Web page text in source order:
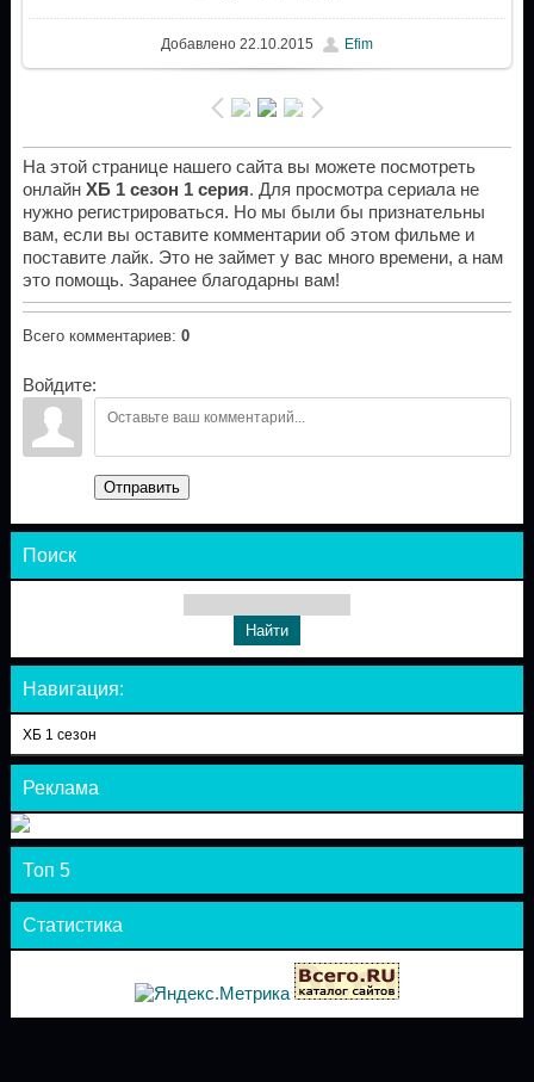
Добавлено22.10.2015 Efim
На этой странице нашего сайта вы можете посмотреть
онлайн ХБ 1 сезон 1 серия. Для просмотра сериала не
нужно регистрироваться. Но мы были бы признательны
вам, если вы оставите комментарии об этом фильме и
поставите лайк. Это не займет у вас много времени, а нам
это помощь. Заранее благодарны вам!
Всего комментариев: 0
Войдите:
Отправить
Поиск
Навигация:
ХБ 1 сезон
Реклама
Топ 5
Статистика